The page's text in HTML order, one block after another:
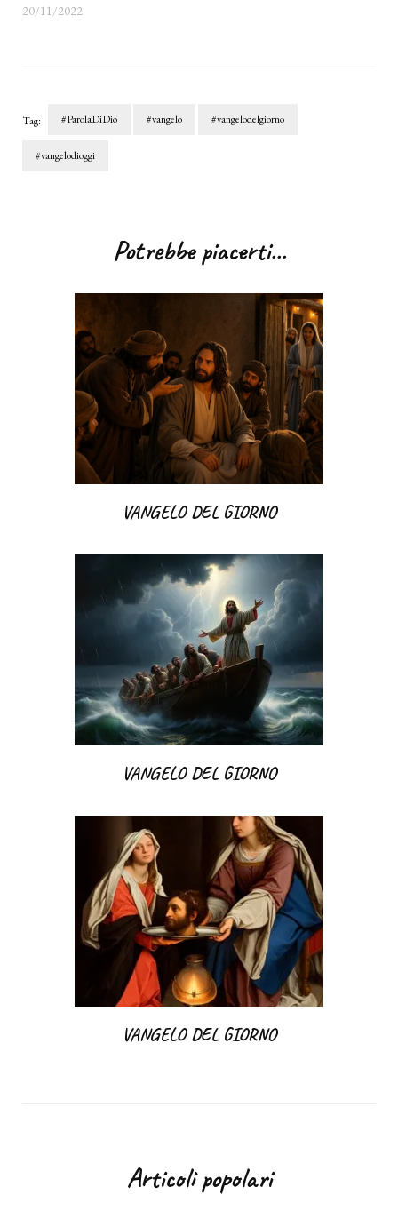
20/11/2022
Tag: #ParolaDiDio #vangelo #vangelodelgiorno
#vangelodioggi
articoliPotrebbe piacerti...
VANGELO DEL GIORNO
VANGELO DEL GIORNO
VANGELO DEL GIORNO
Articoli popolari